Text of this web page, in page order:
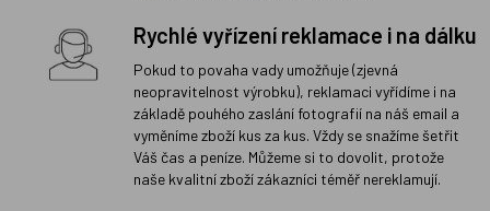
Rychlé vyřízení reklamace i na dálku
Pokud to povaha vady umožňuje (zjevná
neopravitelnost výrobku), reklamaci vyřídíme i na
základě pouhého zaslání fotografií na náš email a
vyměníme zboží kus za kus. Vždy se snažíme šetřit
Váš čas a peníze. Můžeme si to dovolit, protože
naše kvalitní zboží zákazníci téměř nereklamují.